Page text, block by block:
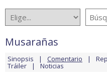
Musarañas
Sinopsis Comentario
Tráiler Noticias